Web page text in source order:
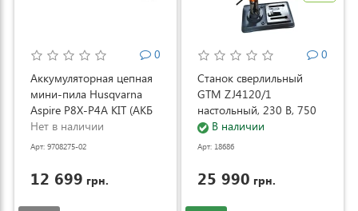
0
Аккумуляторная цепная
мини-пила Husqvarna
Aspire P8X-P4A KIT (АКБ
и ЗУ) (9708275-02)
Нет в наличии
Арт: 9708275-02
12 699 грн.
0
Станок сверлильный
GTM ZJ4120/1
настольный, 230 В, 750
Вт (ZJ4120/1)
В наличии
Арт: 18686
25 990 грн.